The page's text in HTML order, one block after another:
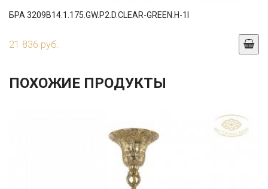
БРА 3209B14.1.175.GW.P2.D.CLEAR-GREEN.H-1I
21 836 руб.
ПОХОЖИЕ ПРОДУКТЫ